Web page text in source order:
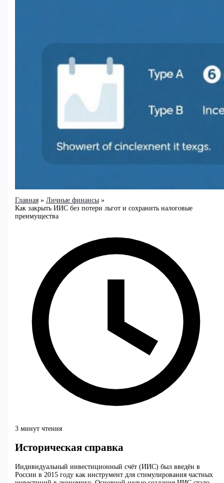
Главная
Личные финансы
Как закрыть ИИС без потери льгот и сохранить налоговые
преимущества
3 минут чтения
Историческая справка
Индивидуальный инвестиционный счёт (ИИС) был введён в
России в 2015 году как инструмент для стимулирования частных